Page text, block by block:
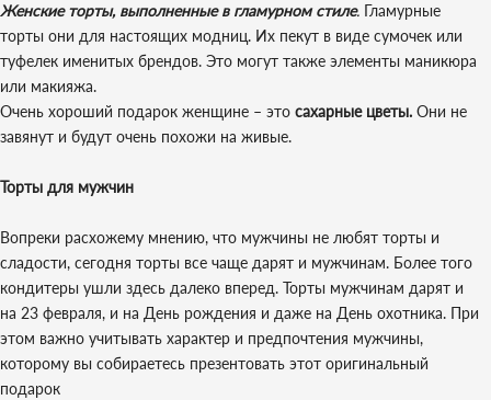
Женские торты, выполненные в гламурном стиле. Гламурные
торты они для настоящих модниц. Их пекут в виде сумочек или
туфелек именитых брендов. Это могут также элементы маникюра
или макияжа.
Очень хороший подарок женщине – это сахарные цветы. Они не
завянут и будут очень похожи на живые.
Торты для мужчин
Вопреки расхожему мнению, что мужчины не любят торты и
сладости, сегодня торты все чаще дарят и мужчинам. Более того
кондитеры ушли здесь далеко вперед. Торты мужчинам дарят и
на 23 февраля, и на День рождения и даже на День охотника. При
этом важно учитывать характер и предпочтения мужчины,
которому вы собираетесь презентовать этот оригинальный
подарок